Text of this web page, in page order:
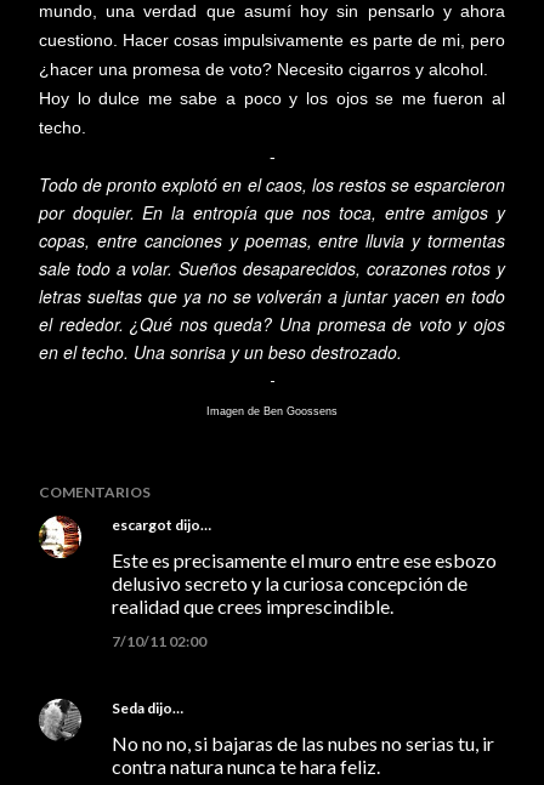
mundo, una verdad que asumí hoy sin pensarlo y ahora
cuestiono. Hacer cosas impulsivamente es parte de mi, pero
¿hacer una promesa de voto? Necesito cigarros y alcohol.
Hoy lo dulce me sabe a poco y los ojos se me fueron al
techo.
-
Todo de pronto explotó en el caos, los restos se esparcieron
por doquier. En la entropía que nos toca, entre amigos y
copas, entre canciones y poemas, entre lluvia y tormentas
sale todo a volar. Sueños desaparecidos, corazones rotos y
letras sueltas que ya no se volverán a juntar yacen en todo
el rededor. ¿Qué nos queda? Una promesa de voto y ojos
en el techo. Una sonrisa y un beso destrozado.
-
Imagen de Ben Goossens
COMENTARIOS
escargot dijo…
Este es precisamente el muro entre ese esbozo
delusivo secreto y la curiosa concepción de
realidad que crees imprescindible.
7/10/11 02:00
Seda dijo…
No no no, si bajaras de las nubes no serias tu, ir
contra natura nunca te hara feliz.